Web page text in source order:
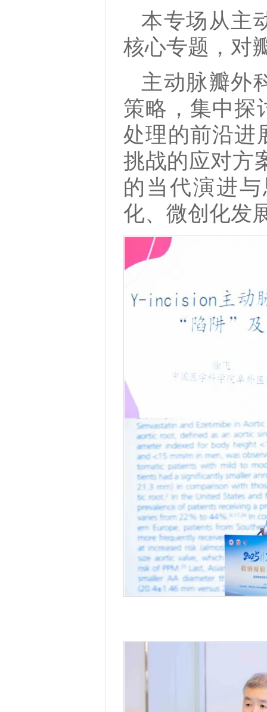
本专场从主
核心专题，对
主动脉瓣外
策略，集中探
处理的前沿进
挑战的应对方
的当代演进
化、微创化发